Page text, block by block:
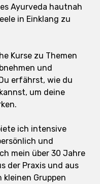
Ayurveda hautnah
in Einklang zu
Kurse zu Themen
und
erfährst, wie du
um deine
ich intensive
und
mein über 30 Jahre
der Praxis und aus
kleinen Gruppen